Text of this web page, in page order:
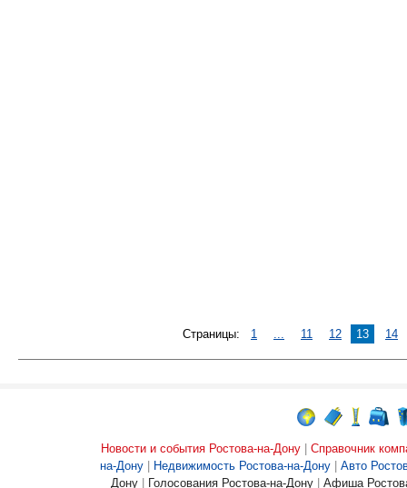
Страницы: 1 ... 11 12 13 14
Новости и события Ростова-на-Дону
Справочник
на-Дону
Недвижимость Ростова-на-Дону
Авто
Дону
Голосования Ростова-на-Дону Афиша